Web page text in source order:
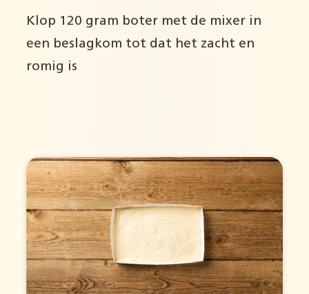
Klop 120 gram boter met de mixer in
een beslagkom tot dat het zacht en
romig is